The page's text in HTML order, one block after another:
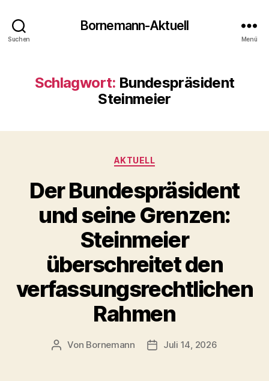
Suchen
Bornemann-Aktuell
Menü
Schlagwort: Bundespräsident
Steinmeier
Kategorien
AKTUELL
Der Bundespräsident
und seine Grenzen:
Steinmeier
überschreitet den
verfassungsrechtlichen
Rahmen
Beitragsautor
Von Bornemann Veröffentlichungsdatum
Juli 14, 2026